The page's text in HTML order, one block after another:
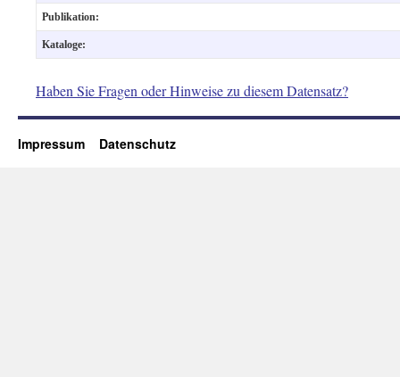
Publikation:
Kataloge:
Haben Sie Fragen oder Hinweise zu diesem Datensatz?
Impressum Datenschutz